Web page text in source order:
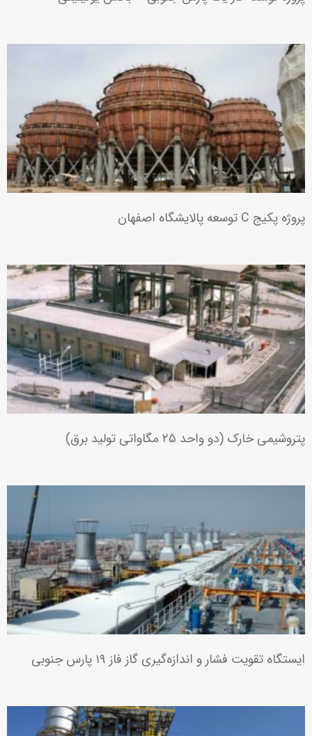
پروژه‌های صنعت نفت، گاز و پتروشیمی
نوع HP ۲۰۰۰